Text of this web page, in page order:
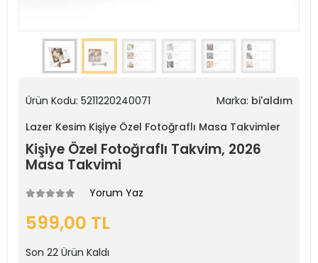
Ürün Kodu: 5211220240071 Marka: bi'aldım
Lazer Kesim Kişiye Özel Fotoğraflı Masa Takvimler
Kişiye Özel Fotoğraflı Takvim, 2026
Masa Takvimi
Yorum Yaz
599,00 TL
Son 22 Ürün Kaldı